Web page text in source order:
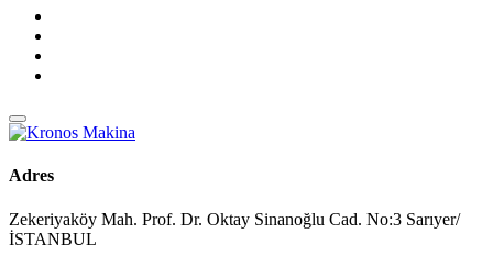
Adres
Zekeriyaköy Mah. Prof. Dr. Oktay Sinanoğlu Cad. No:3 Sarıyer/
İSTANBUL